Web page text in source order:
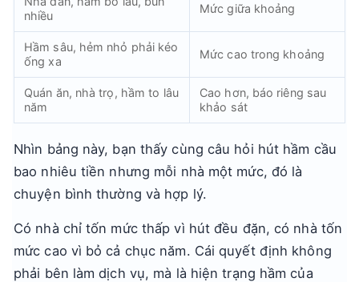
nhiều
Mức giữa khoảng
Hầm sâu, hẻm nhỏ phải kéo
ống xa
Mức cao trong khoảng
Quán ăn, nhà trọ, hầm to lâu
năm
Cao hơn, báo riêng sau
khảo sát
Nhìn bảng này, bạn thấy cùng câu hỏi hút hầm cầu
bao nhiêu tiền nhưng mỗi nhà một mức, đó là
chuyện bình thường và hợp lý.
Có nhà chỉ tốn mức thấp vì hút đều đặn, có nhà tốn
mức cao vì bỏ cả chục năm. Cái quyết định không
phải bên làm dịch vụ, mà là hiện trạng hầm của